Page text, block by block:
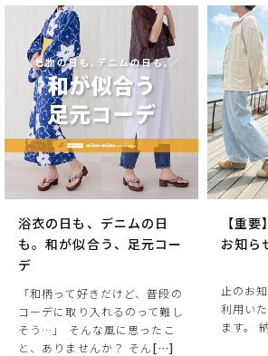
浴衣の日も、デニムの日
も。和が似合う、足元コー
デ
「和柄って好きだけど、普段の
コーデに取り入れるのって難し
そう…」 そんな風に思ったこ
と、ありませんか？ そん[…]
【重
お知ら
【重
止のお
利用い
ます。